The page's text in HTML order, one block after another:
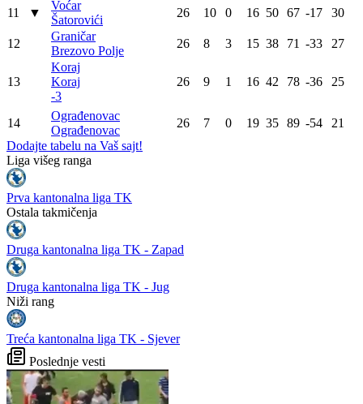
11 ▼
Voćar
Šatorovići
26 10 0 16 50 67 -17 30
12
Graničar
Brezovo Polje
26 8 3 15 38 71 -33 27
13
Koraj
Koraj
-3
26 9 1 16 42 78 -36 25
14
Ograđenovac
Ograđenovac
26 7 0 19 35 89 -54
21
Dodajte tabelu na Vaš sajt!
Liga višeg ranga
Prva kantonalna liga TK
Ostala takmičenja
Druga kantonalna liga TK - Zapad
Druga kantonalna liga TK - Jug
Niži rang
Treća kantonalna liga TK - Sjever
Poslednje vesti